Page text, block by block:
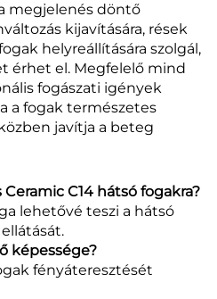
megjelenés döntő
kijavítására, rések
helyreállítására szolgál,
érhet el. Megfelelő mind
fogászati igények
a fogak természetes
javítja a beteg
Ceramic C14 hátsó fogakra?
lehetővé teszi a hátsó
képessége?
fényáteresztését